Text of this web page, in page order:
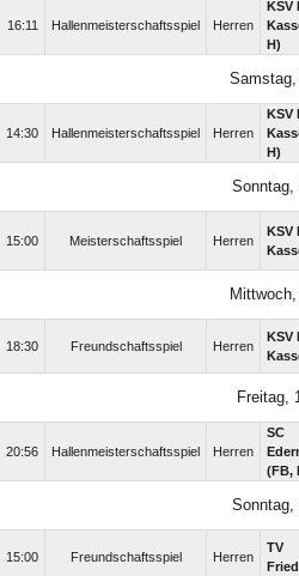
16:11 Hallenmeisterschaftsspiel Herren
KSV
H)
14:30 Hallenmeisterschaftsspiel Herren
KSV
H)
Sonntag,
15:00 Meisterschaftsspiel Herren
KSV
18:30 Freundschaftsspiel Herren
KSV
Freitag,
20:56 Hallenmeisterschaftsspiel Herren
SC
(FB,
Sonntag,
15:00 Freundschaftsspiel Herren
TV